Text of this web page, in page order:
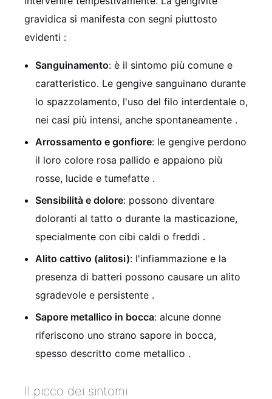
gravidica si manifesta con segni piuttosto
evidenti :
Sanguinamento: è il sintomo più comune e
caratteristico. Le gengive sanguinano durante
lo spazzolamento, l'uso del filo interdentale o,
nei casi più intensi, anche spontaneamente .
Arrossamento e gonfiore: le gengive perdono
il loro colore rosa pallido e appaiono più
rosse, lucide e tumefatte .
Sensibilità e dolore: possono diventare
doloranti al tatto o durante la masticazione,
specialmente con cibi caldi o freddi .
Alito cattivo (alitosi): l'infiammazione e la
presenza di batteri possono causare un alito
sgradevole e persistente .
Sapore metallico in bocca: alcune donne
riferiscono uno strano sapore in bocca,
spesso descritto come metallico .
Il picco dei sintomi